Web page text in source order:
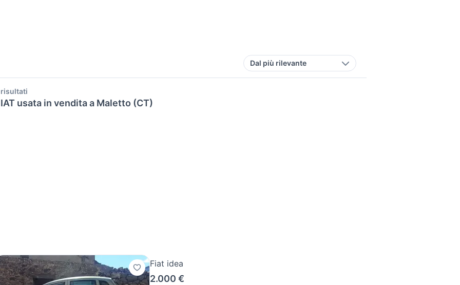
Dal più rilevante
risultati
usata in vendita a Maletto (CT)
Fiat idea
2.000 €